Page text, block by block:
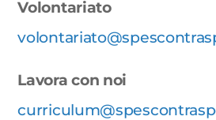
Volontariato
Lavora con noi